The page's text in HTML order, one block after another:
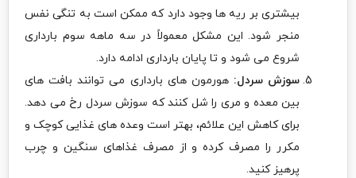
بیشتری بر ریه ها وجود دارد که ممکن است به تنگی نفس
منجر شود. این مشکل معمولاً در سه ماهه سوم بارداری
شروع می شود و تا پایان بارداری ادامه دارد.
سوزش سردل: هورمون های بارداری می توانند بافت های
بین معده و مری را شل کنند که سوزش سردل رخ می دهد.
برای کاهش این علائم، بهتر است وعده های غذایی کوچک و
مکرر را مصرف کرده و از مصرف غذاهای سنگین و چرب
پرهیز کنید.